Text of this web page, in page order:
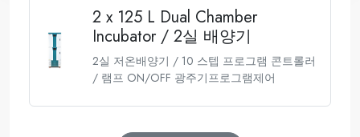
2 x 125 L Dual Chamber
Incubator / 2실 배양기
2실 저온배양기 / 10 스텝 프로그램 콘트롤러
/ 램프 ON/OFF 광주기프로그램제어